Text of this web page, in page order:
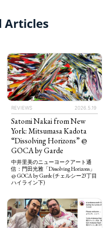
Articles
REVIEWS 2026.5.19
Satomi Nakai from New
York: Mitsumasa Kadota
“Dissolving Horizons” @
GOCA by Garde
中井里美のニューヨークアート通
信：門田光雅「Dissolving Horizons」
@ GOCA by Garde (チェルシー23丁目
ハイライン下)